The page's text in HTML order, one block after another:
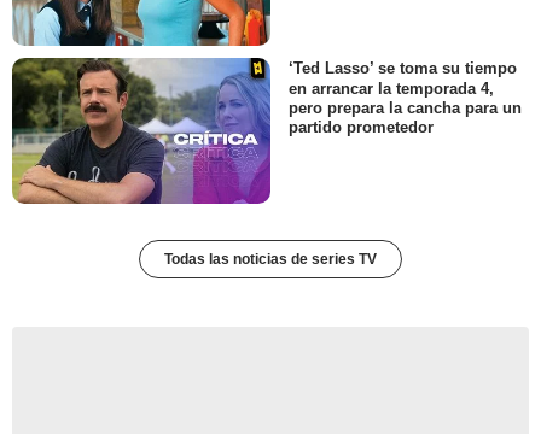
‘Ted Lasso’ se toma su tiempo
en arrancar la temporada 4,
pero prepara la cancha para un
partido prometedor
Todas las noticias de series TV